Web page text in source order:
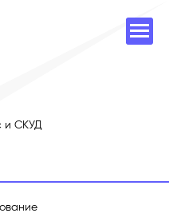
и СКУД